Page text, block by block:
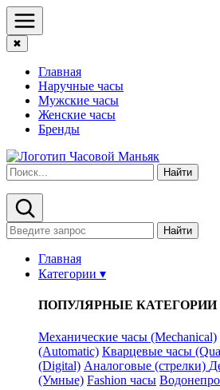
✖
Главная
Наручные часы
Мужские часы
Женские часы
Бренды
Найти
Найти
Главная
Категории ▾
ПОПУЛЯРНЫЕ КАТЕГОРИИ
Механические часы (Mechanical)
(Automatic) Кварцевые часы
(Digital) Аналоговые (стрелки)
(Умные) Fashion часы